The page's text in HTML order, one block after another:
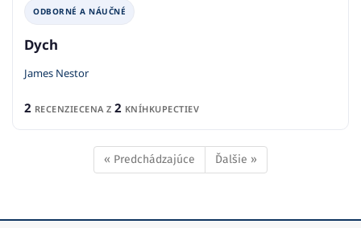
ODBORNÉ A NÁUČNÉ
Dych
James Nestor
2 RECENZIECENA Z 2 KNÍHKUPECTIEV
« Predchádzajúce Ďalšie »